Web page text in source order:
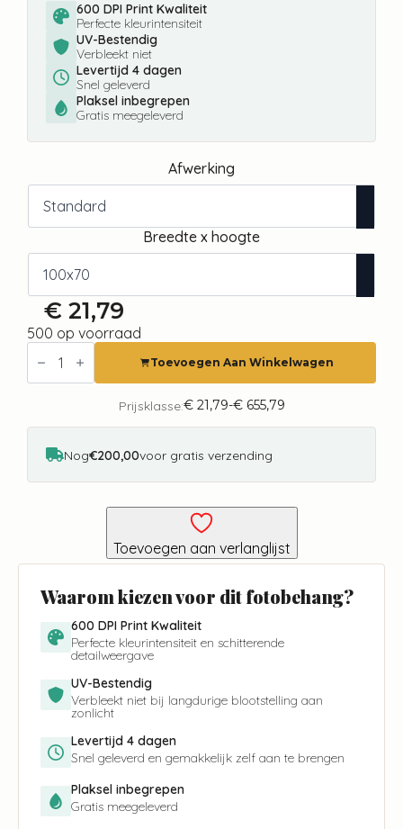
600 DPI Print Kwaliteit
Perfecte kleurintensiteit
UV-Bestendig
Verbleekt niet
Levertijd 4 dagen
Snel geleverd
Plaksel inbegrepen
Gratis meegeleverd
Afwerking
Breedte x hoogte
€ 21,79
500 op voorraad
Fotobehang
Snow
Brick
Wall
Toevoegen Aan Winkelwagen
Prijsklasse:€21,79-€655,79
Prijsklasse:
€ 21,79
€ 655,79
Nog€200,00voor gratis verzending
Toevoegen aan verlanglijst
Waarom kiezen voor dit fotobehang?
600 DPI Print Kwaliteit
Perfecte kleurintensiteit en schitterende
detailweergave
UV-Bestendig
Verbleekt niet bij langdurige blootstelling aan
zonlicht
Levertijd 4 dagen
Snel geleverd en gemakkelijk zelf aan te brengen
Plaksel inbegrepen
Gratis meegeleverd